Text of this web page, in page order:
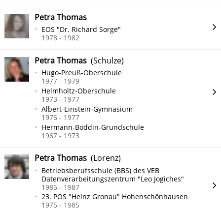
Petra Thomas
EOS "Dr. Richard Sorge"
1978 - 1982
Petra Thomas (Schulze)
Hugo-Preuß-Oberschule
1977 - 1979
Helmholtz-Oberschule
1973 - 1977
Albert-Einstein-Gymnasium
1976 - 1977
Hermann-Boddin-Grundschule
1967 - 1973
Petra Thomas (Lorenz)
Betriebsberufsschule (BBS) des VEB
Datenverarbeitungszentrum "Leo Jogiches"
1985 - 1987
23. POS "Heinz Gronau" Hohenschönhausen
1975 - 1985